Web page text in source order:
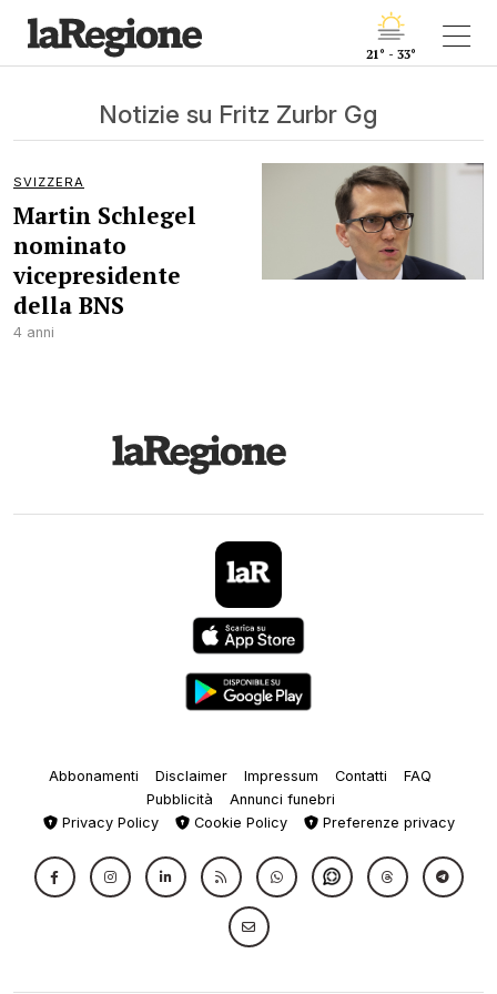
21° - 33°
Notizie su Fritz Zurbr Gg
SVIZZERA
Martin Schlegel
nominato
vicepresidente
della BNS
4 anni
Abbonamenti Disclaimer Impressum Contatti
FAQ
Pubblicità
Annunci funebri
Privacy Policy
Cookie Policy Preferenze privacy